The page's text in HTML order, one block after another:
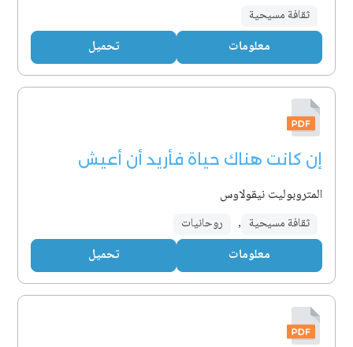
ثقافة مسيحية
معلومات تحميل
إن كانت هناك حياة فأريد أن أعيش
المتروبوليت نيقولاوس
ثقافة مسيحية , روحانيات
معلومات تحميل